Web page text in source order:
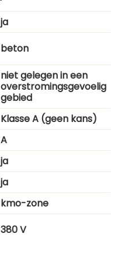
ja
beton
niet gelegen in een
overstromingsgevoelig
gebied
Klasse A (geen kans)
A
ja
ja
kmo-zone
380 V